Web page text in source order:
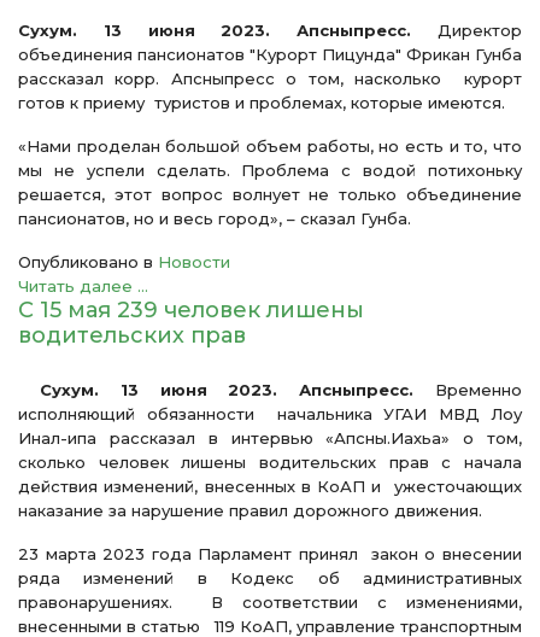
Сухум. 13 июня 2023. Апсныпресс. Директор
объединения пансионатов "Курорт Пицунда" Фрикан Гунба
рассказал корр. Апсныпресс о том, насколько курорт
готов к приему туристов и проблемах, которые имеются.
«Нами проделан большой объем работы, но есть и то, что
мы не успели сделать. Проблема с водой потихоньку
решается, этот вопрос волнует не только объединение
пансионатов, но и весь город», – сказал Гунба.
Опубликовано в Новости
Читать далее ...
С 15 мая 239 человек лишены
водительских прав
Сухум. 13 июня 2023. Апсныпресс. Временно
исполняющий обязанности начальника УГАИ МВД Лоу
Инал-ипа рассказал в интервью «Апсны.Иахьа» о том,
сколько человек лишены водительских прав с начала
действия изменений, внесенных в КоАП и ужесточающих
наказание за нарушение правил дорожного движения.
23 марта 2023 года Парламент принял закон о внесении
ряда изменений в Кодекс об административных
правонарушениях. В соответствии с изменениями,
внесенными в статью 119 КоАП, управление транспортным